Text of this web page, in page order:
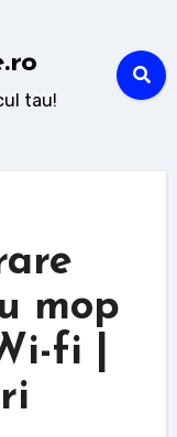
tau!
mop
fi |